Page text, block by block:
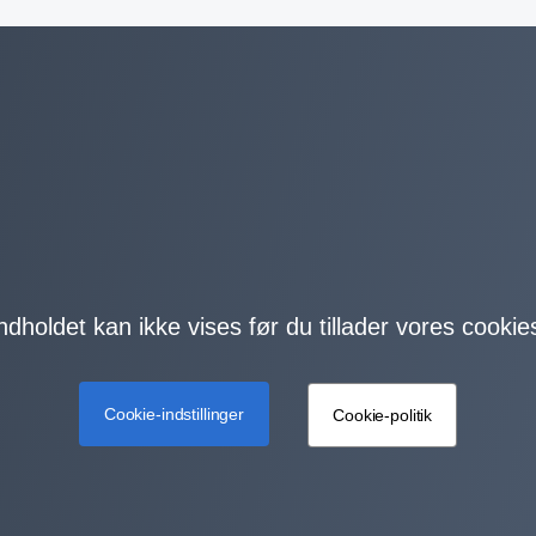
kan ikke vises før du tillader vores
Cookie-indstillinger Cookie-politik